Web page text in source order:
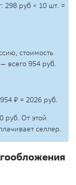
298 руб × 10 шт. =
стоимость
всего 954 руб.
₽ = 2026 руб.
руб. От этой
селлер.